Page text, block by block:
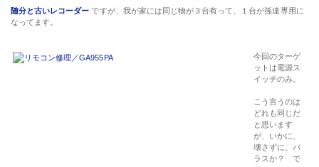
随分と古いレコーダー ですが、我が家には同じ物が３台有って、１台が孫達専用に
なってます。
今回のターゲ
ットは電源ス
イッチのみ。
こう言うのは
どれも同じだ
と思います
が、いかに、
壊さずに、バ
ラスか？ で